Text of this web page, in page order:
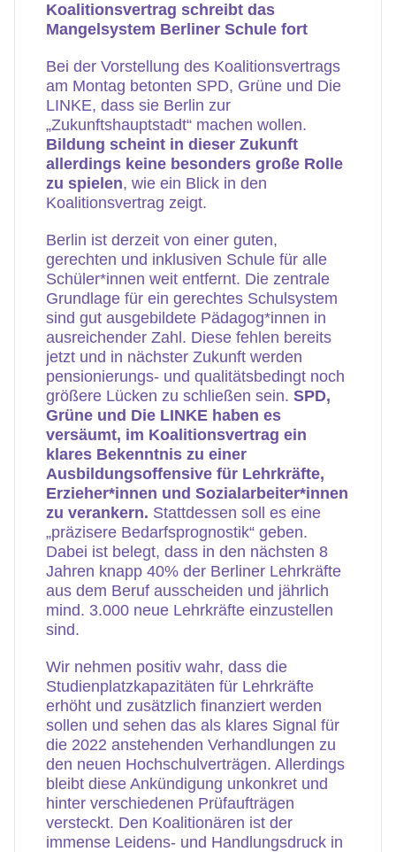
Koalitionsvertrag schreibt das
Mangelsystem Berliner Schule fort
Bei der Vorstellung des Koalitionsvertrags
am Montag betonten SPD, Grüne und Die
LINKE, dass sie Berlin zur
„Zukunftshauptstadt“ machen wollen.
Bildung scheint in dieser Zukunft
allerdings keine besonders große Rolle
zu spielen, wie ein Blick in den
Koalitionsvertrag zeigt.
Berlin ist derzeit von einer guten,
gerechten und inklusiven Schule für alle
Schüler*innen weit entfernt. Die zentrale
Grundlage für ein gerechtes Schulsystem
sind gut ausgebildete Pädagog*innen in
ausreichender Zahl. Diese fehlen bereits
jetzt und in nächster Zukunft werden
pensionierungs- und qualitätsbedingt noch
größere Lücken zu schließen sein. SPD,
Grüne und Die LINKE haben es
versäumt, im Koalitionsvertrag ein
klares Bekenntnis zu einer
Ausbildungsoffensive für Lehrkräfte,
Erzieher*innen und Sozialarbeiter*innen
zu verankern. Stattdessen soll es eine
„präzisere Bedarfsprognostik“ geben.
Dabei ist belegt, dass in den nächsten 8
Jahren knapp 40% der Berliner Lehrkräfte
aus dem Beruf ausscheiden und jährlich
mind. 3.000 neue Lehrkräfte einzustellen
sind.
Wir nehmen positiv wahr, dass die
Studienplatzkapazitäten für Lehrkräfte
erhöht und zusätzlich finanziert werden
sollen und sehen das als klares Signal für
die 2022 anstehenden Verhandlungen zu
den neuen Hochschulverträgen. Allerdings
bleibt diese Ankündigung unkonkret und
hinter verschiedenen Prüfaufträgen
versteckt. Den Koalitionären ist der
immense Leidens- und Handlungsdruck in